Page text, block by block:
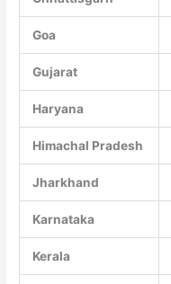
Goa
Gujarat
Haryana
Himachal Pradesh
Jharkhand
Karnataka
Kerala